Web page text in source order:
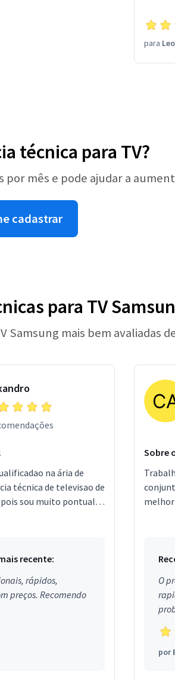
para
técnica para TV?
por mês e pode ajudar a
cadastrar
para TV
Samsung mais bem avaliadas
na ária de
técnica de televisao de
pois sou muito pontual e
recente:
rápidos,
preços. Recomendo
Sobre
O
por